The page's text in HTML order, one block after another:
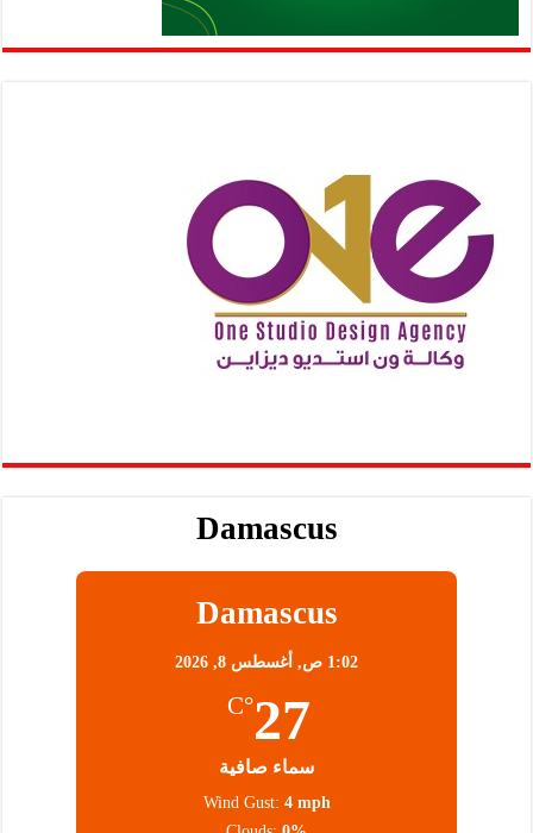
Damascus
Damascus
1:02 ص, أغسطس 8, 2026
27
°C
سماء صافية
Wind Gust: 4 mph